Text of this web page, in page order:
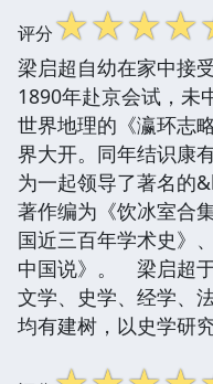
评分☆☆☆☆
梁启超自幼在家中接
1890年赴京会试，未
世界地理的《瀛环志
界大开。同年结识康
为一起领导了著名的
著作编为《饮冰室合
国近三百年学术史》
中国说》。 梁启超于
文学、史学、经学、
均有建树，以史学研